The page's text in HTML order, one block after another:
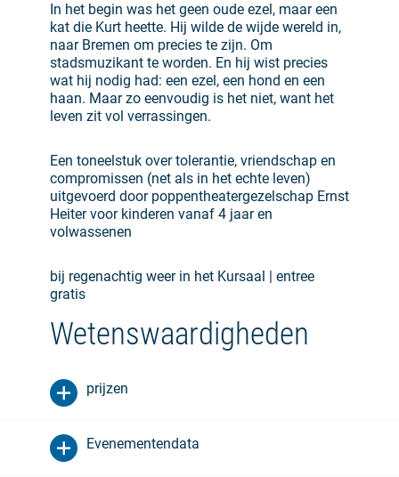
In het begin was het geen oude ezel, maar een
kat die Kurt heette. Hij wilde de wijde wereld in,
naar Bremen om precies te zijn. Om
stadsmuzikant te worden. En hij wist precies
wat hij nodig had: een ezel, een hond en een
haan. Maar zo eenvoudig is het niet, want het
leven zit vol verrassingen.
Een toneelstuk over tolerantie, vriendschap en
compromissen (net als in het echte leven)
uitgevoerd door poppentheatergezelschap Ernst
Heiter voor kinderen vanaf 4 jaar en
volwassenen
bij regenachtig weer in het Kursaal | entree
gratis
Wetenswaardigheden
prijzen
Evenementendata